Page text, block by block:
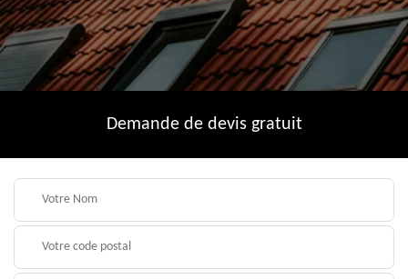
Demande de devis gratuit